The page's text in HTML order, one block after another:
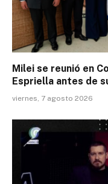
Milei se reunió en
Espriella antes de
viernes, 7 agosto 2026